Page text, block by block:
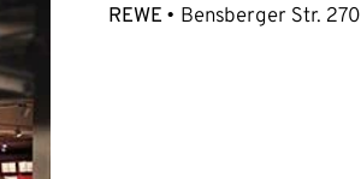
REWE Bensberger Str. 270